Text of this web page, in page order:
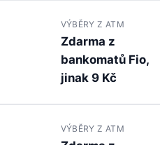
VÝBĚRY Z ATM
Zdarma z
bankomatů Fio,
jinak 9 Kč
VÝBĚRY Z ATM